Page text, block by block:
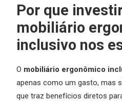
Por que
mobiliário
inclusivo nos
O mobiliário ergonômico
apenas como um gasto, mas
que traz benefícios diretos